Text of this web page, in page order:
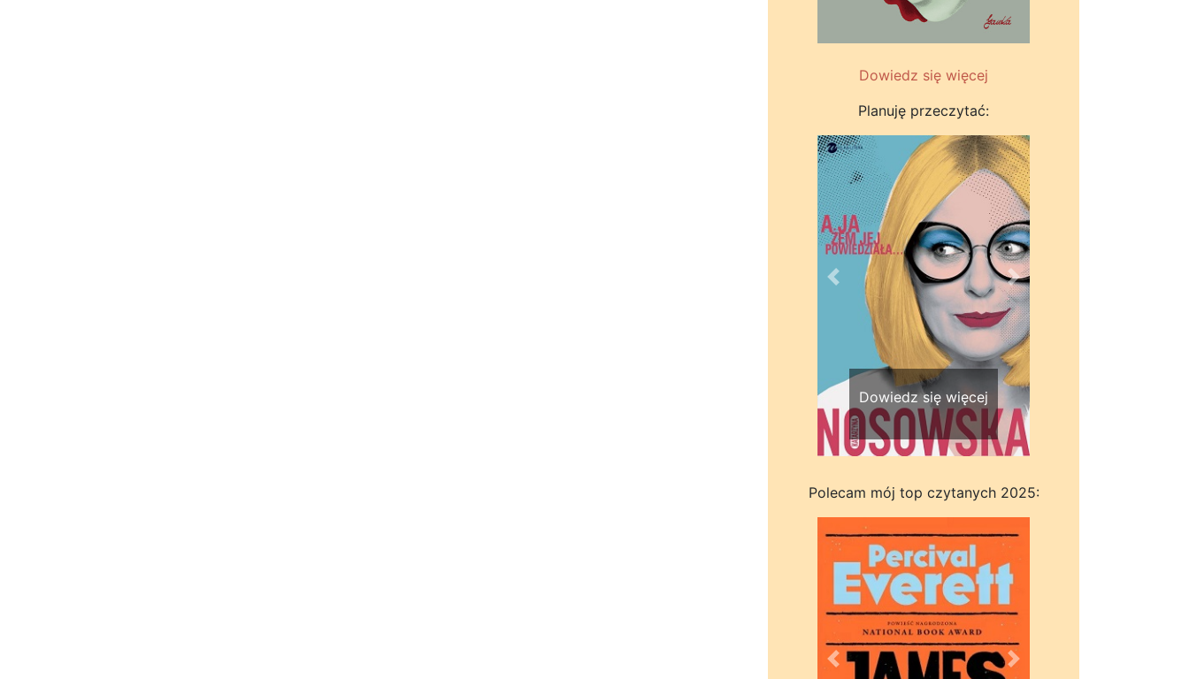
Dowiedz się więcej
Planuję przeczytać:
Dowiedz się więcej
Wstecz Dalej
Polecam mój top czytanych 2025:
Wstecz Dalej